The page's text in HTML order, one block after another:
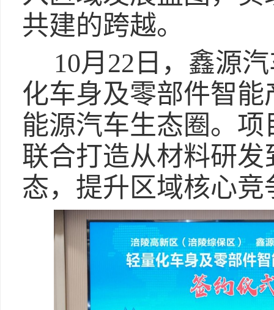
共建的跨越。
10月22日，鑫源
化车身及零部件智
能源汽车生态圈。
联合打造从材料研
态，提升区域核心竞